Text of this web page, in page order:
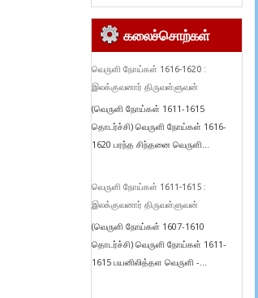
கலைச்சொற்கள்
வெருளி நோய்கள் 1616-1620 :
இலக்குவனார் திருவள்ளுவன்
(வெருளி நோய்கள் 1611-1615
தொடர்ச்சி) வெருளி நோய்கள் 1616-
1620 பரந்த சிந்தனை வெருளி...
வெருளி நோய்கள் 1611-1615 :
இலக்குவனார் திருவள்ளுவன்
(வெருளி நோய்கள் 1607-1610
தொடர்ச்சி) வெருளி நோய்கள் 1611-
1615 பயனிலித்தள வெருளி -...